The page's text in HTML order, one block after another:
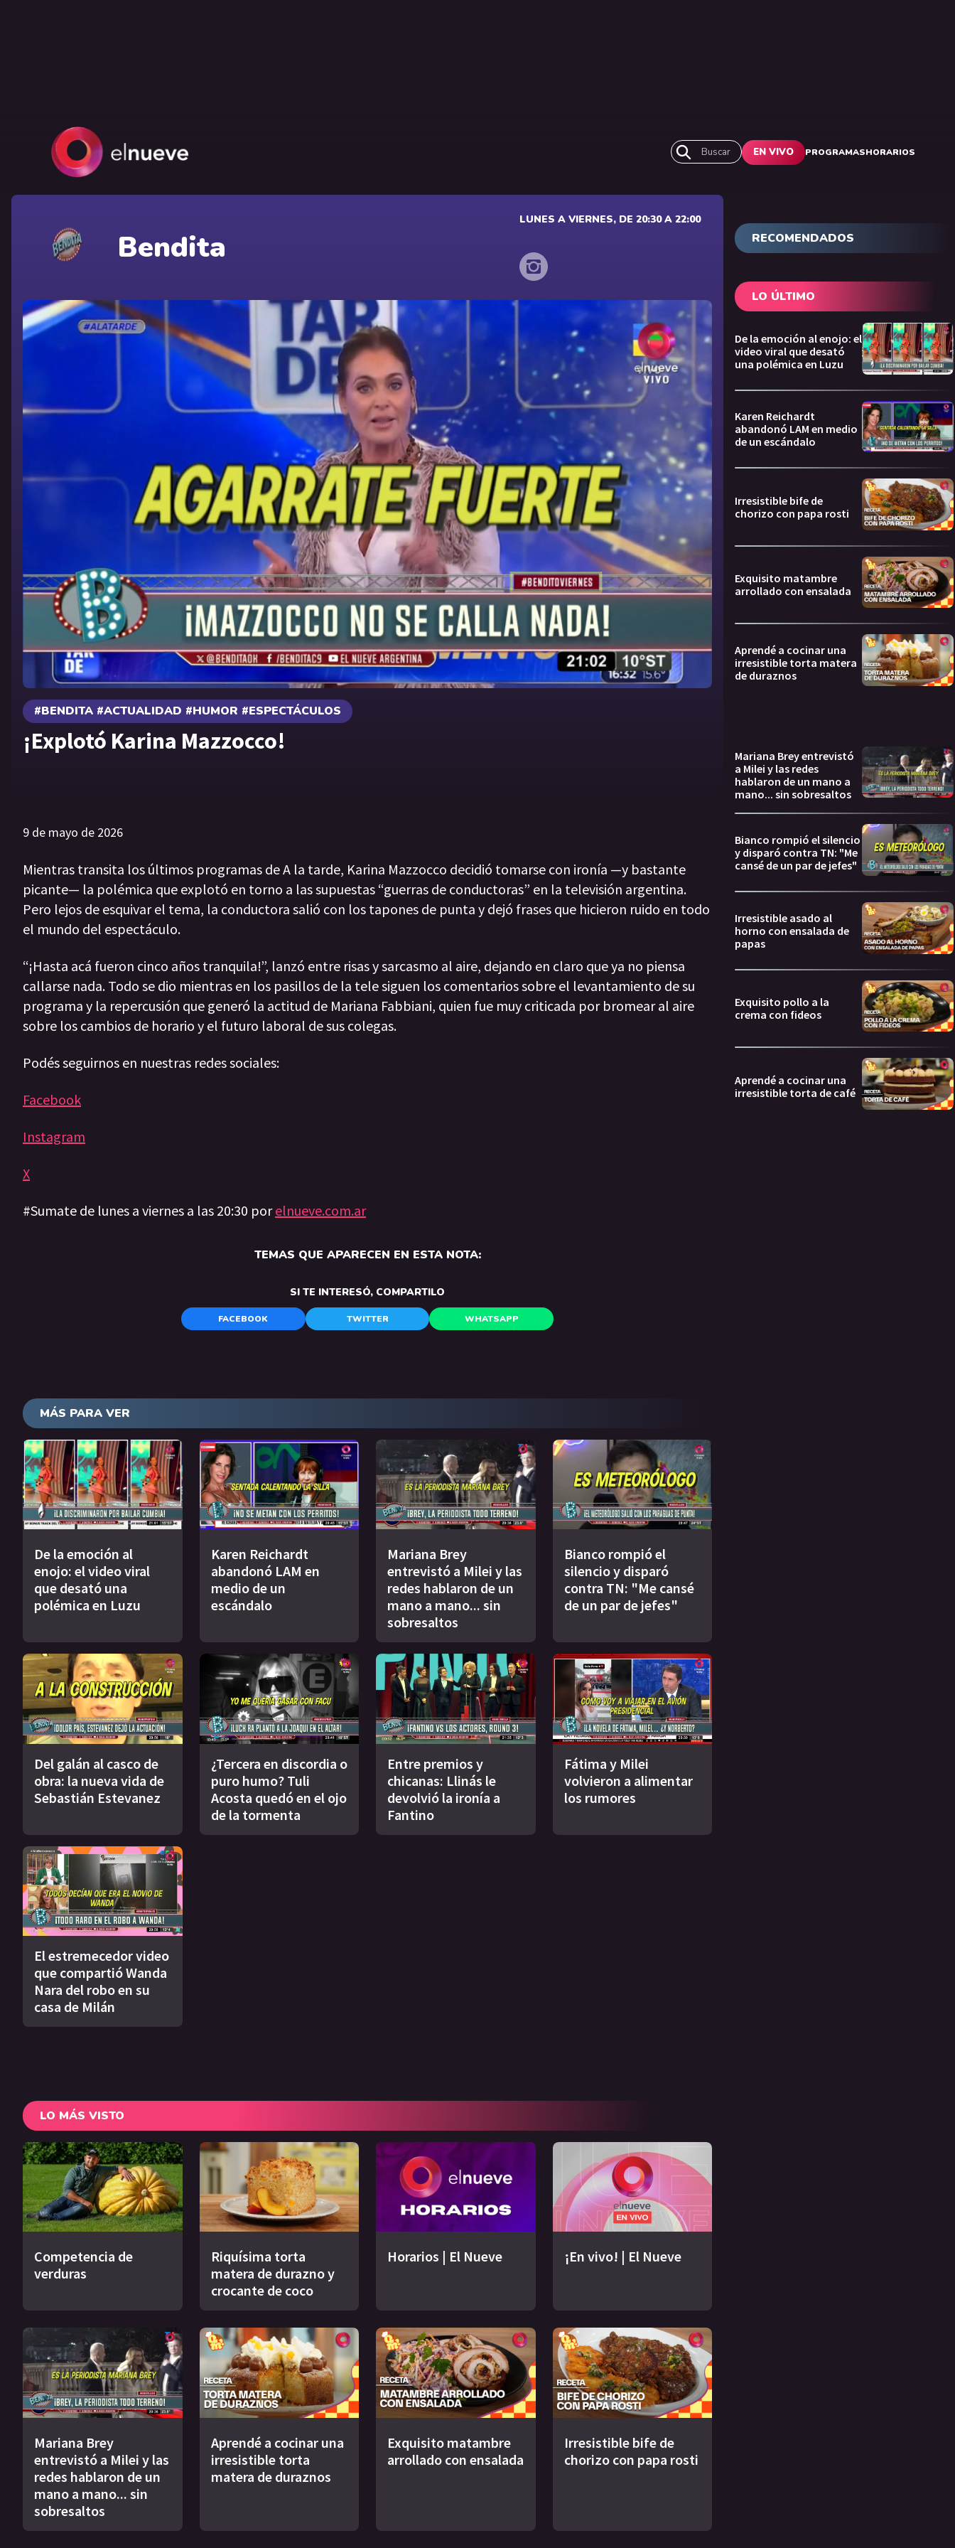
Buscar EN VIVO PROGRAMASHORARIOS
Bendita
LUNES A VIERNES, DE 20:30 A 22:00
#BENDITA #ACTUALIDAD #HUMOR #ESPECTÁCULOS
¡Explotó Karina Mazzocco!
9 de mayo de 2026
Mientras transita los últimos programas de A la tarde, Karina Mazzocco decidió tomarse con ironía —y bastante
picante— la polémica que explotó en torno a las supuestas “guerras de conductoras” en la televisión argentina.
Pero lejos de esquivar el tema, la conductora salió con los tapones de punta y dejó frases que hicieron ruido en todo
el mundo del espectáculo.
“¡Hasta acá fueron cinco años tranquila!”, lanzó entre risas y sarcasmo al aire, dejando en claro que ya no piensa
callarse nada. Todo se dio mientras en los pasillos de la tele siguen los comentarios sobre el levantamiento de su
programa y la repercusión que generó la actitud de Mariana Fabbiani, quien fue muy criticada por bromear al aire
sobre los cambios de horario y el futuro laboral de sus colegas.
Podés seguirnos en nuestras redes sociales:
Facebook
Instagram
X
#Sumate de lunes a viernes a las 20:30 porelnueve.com.ar
TEMAS QUE APARECEN EN ESTA NOTA:
SI TE INTERESÓ, COMPARTILO
FACEBOOK TWITTER WHATSAPP
MÁS PARA VER
De la emoción al
enojo: el video viral
que desató una
polémica en Luzu
Karen Reichardt
abandonó LAM en
medio de un
escándalo
Mariana Brey
entrevistó a Milei y las
redes hablaron de un
mano a mano... sin
sobresaltos
Bianco rompió el
silencio y disparó
contra TN: "Me cansé
de un par de jefes"
Del galán al casco de
obra: la nueva vida de
Sebastián Estevanez
¿Tercera en discordia o
puro humo? Tuli
Acosta quedó en el ojo
de la tormenta
Entre premios y
chicanas: Llinás le
devolvió la ironía a
Fantino
Fátima y Milei
volvieron a alimentar
los rumores
El estremecedor video
que compartió Wanda
Nara del robo en su
casa de Milán
LO MÁS VISTO
Competencia de
verduras
Riquísima torta
matera de durazno y
crocante de coco
Horarios | El Nueve ¡En vivo! | El Nueve
Mariana Brey
entrevistó a Milei y las
redes hablaron de un
mano a mano... sin
sobresaltos
Aprendé a cocinar una
irresistible torta
matera de duraznos
Exquisito matambre
arrollado con ensalada
Irresistible bife de
chorizo con papa rosti
RECOMENDADOS
LO ÚLTIMO
De la emoción al enojo: el
video viral que desató
una polémica en Luzu
Karen Reichardt
abandonó LAM en medio
de un escándalo
Irresistible bife de
chorizo con papa rosti
Exquisito matambre
arrollado con ensalada
Aprendé a cocinar una
irresistible torta matera
de duraznos
Mariana Brey entrevistó
a Milei y las redes
hablaron de un mano a
mano... sin sobresaltos
Bianco rompió el silencio
y disparó contra TN: "Me
cansé de un par de jefes"
Irresistible asado al
horno con ensalada de
papas
Exquisito pollo a la
crema con fideos
Aprendé a cocinar una
irresistible torta de café